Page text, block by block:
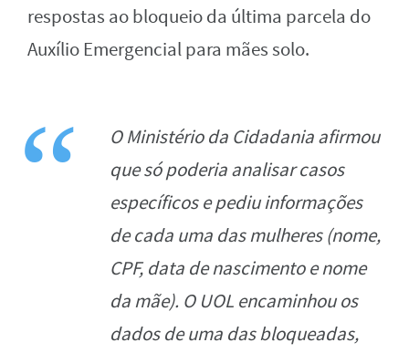
respostas ao bloqueio da última parcela do
Auxílio Emergencial para mães solo.
O Ministério da Cidadania afirmou
que só poderia analisar casos
específicos e pediu informações
de cada uma das mulheres (nome,
CPF, data de nascimento e nome
da mãe). O UOL encaminhou os
dados de uma das bloqueadas,